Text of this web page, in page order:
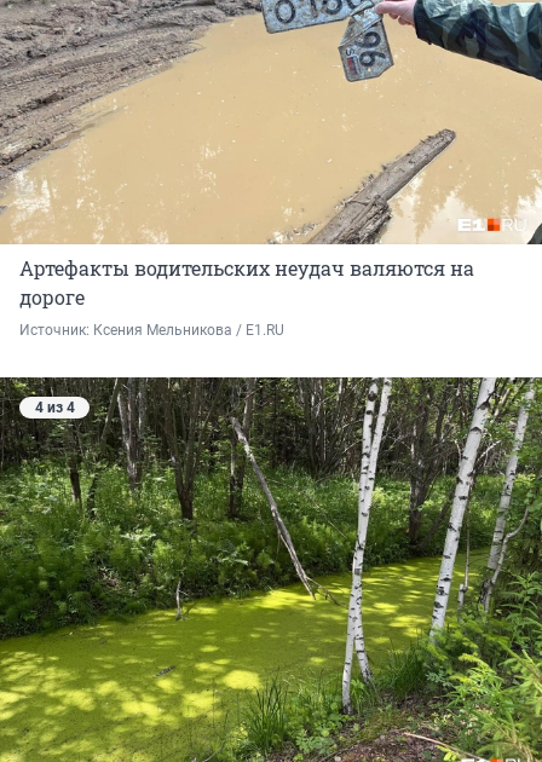
Артефакты водительских неудач валяются на
дороге
Источник: Ксения Мельникова / E1.RU
4 из 4